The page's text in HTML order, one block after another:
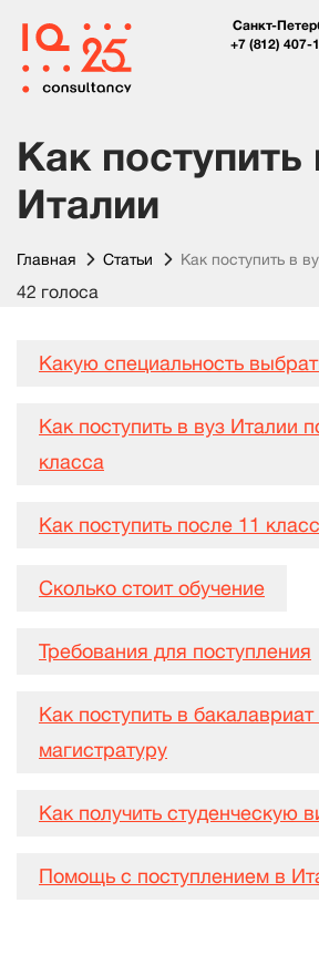
Санкт-
+7 (812) 407-
Как поступить
Италии
Главная Статьи Как поступить в
42 голоса
Какую специальность
Как поступить в вуз Италии
класса
Как поступить после 11
Сколько стоит обучение
Требования для поступления
Как поступить в бакалавриат
магистратуру
Как получить студенческую
Помощь с поступлением в